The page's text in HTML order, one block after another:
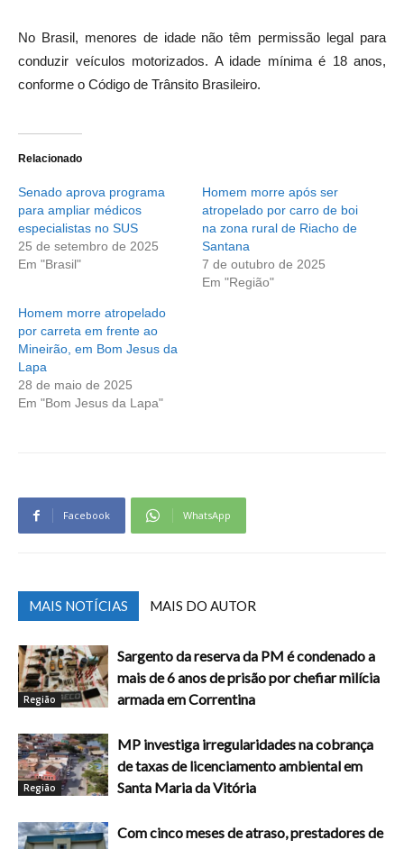
No Brasil, menores de idade não têm permissão legal para
conduzir veículos motorizados. A idade mínima é 18 anos,
conforme o Código de Trânsito Brasileiro.
Relacionado
Senado aprova programa
para ampliar médicos
especialistas no SUS
25 de setembro de 2025
Em "Brasil"
Homem morre após ser
atropelado por carro de boi
na zona rural de Riacho de
Santana
7 de outubro de 2025
Em "Região"
Homem morre atropelado
por carreta em frente ao
Mineirão, em Bom Jesus da
Lapa
28 de maio de 2025
Em "Bom Jesus da Lapa"
Facebook WhatsApp
MAIS NOTÍCIAS MAIS DO AUTOR
Região
Sargento da reserva da PM é condenado a
mais de 6 anos de prisão por chefiar milícia
armada em Correntina
Região
MP investiga irregularidades na cobrança
de taxas de licenciamento ambiental em
Santa Maria da Vitória
Com cinco meses de atraso, prestadores de